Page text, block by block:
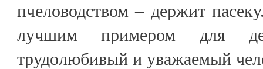
пчеловодством – держит
лучшим примером для
трудолюбивый и уважаемый